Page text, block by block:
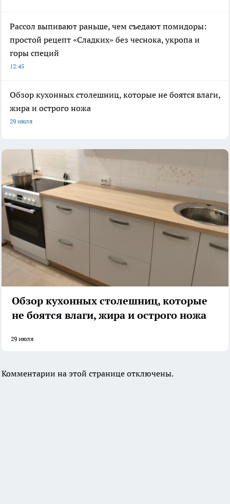
Рассол выпивают раньше, чем съедают помидоры:
простой рецепт «Сладких» без чеснока, укропа и
горы специй
12:45
Обзор кухонных столешниц, которые не боятся влаги,
жира и острого ножа
29 июля
Обзор кухонных столешниц, которые
не боятся влаги, жира и острого ножа
29 июля
Комментарии на этой странице отключены.